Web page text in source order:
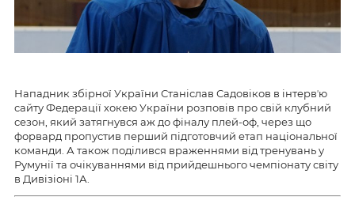
Нападник збірної України Станіслав Садовіков в інтервʼю
сайту Федерації хокею України розповів про свій клубний
сезон, який затягнувся аж до фіналу плей-оф, через що
форвард пропустив перший підготовчий етап національної
команди. А також поділився враженнями від тренувань у
Румунії та очікуваннями від прийдешнього чемпіонату світу
в Дивізіоні 1А.